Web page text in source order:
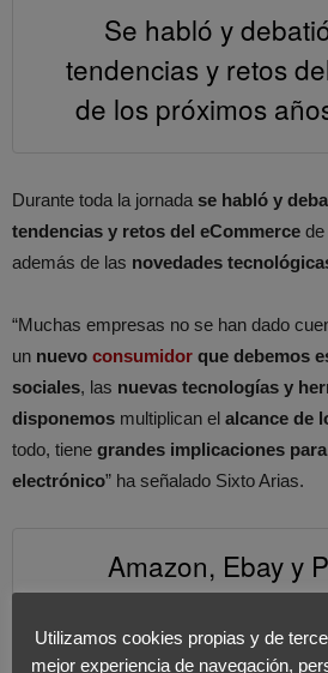
Se habló y
tendencias y retos
de los próximos
Durante toda la jornada se habló y
tendencias y retos del eCommerce de
además de las novedades
“Muchas empresas no se han dado
un nuevo consumidor que debemos
sociales, las nuevas tecnologías y
disponemos multiplican el alcance de
todo, tiene grandes implicaciones
electrónico” ha señalado Sixto Arias.
Amazon, Ebay y
aportado
tendencias en
Utilizamos cookies propias y de
mejor experiencia de navegación,